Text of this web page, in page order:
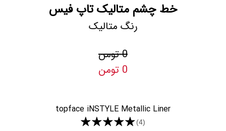
خط چشم متالیک تاپ فیس
رنگ متالیک
0 تومن
0 تومن
topface iNSTYLE Metallic Liner
★★★★★(4)